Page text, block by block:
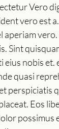
Vero
vero est
aperiam
Sint
eius nobis et.
quasi
perspiciatis
Eos
possimus